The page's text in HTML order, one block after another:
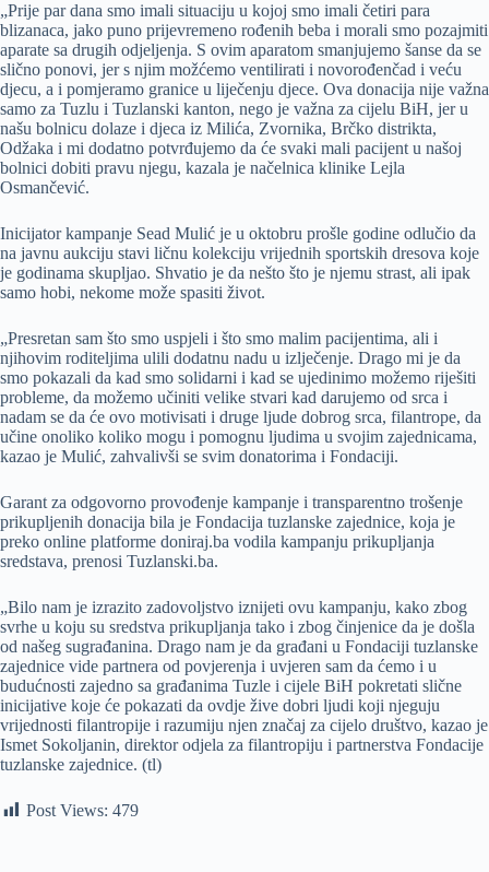
„Prije par dana smo imali situaciju u kojoj smo imali četiri para
blizanaca, jako puno prijevremeno rođenih beba i morali smo pozajmiti
aparate sa drugih odjeljenja. S ovim aparatom smanjujemo šanse da se
slično ponovi, jer s njim možćemo ventilirati i novorođenčad i veću
djecu, a i pomjeramo granice u liječenju djece. Ova donacija nije važna
samo za Tuzlu i Tuzlanski kanton, nego je važna za cijelu BiH, jer u
našu bolnicu dolaze i djeca iz Milića, Zvornika, Brčko distrikta,
Odžaka i mi dodatno potvrđujemo da će svaki mali pacijent u našoj
bolnici dobiti pravu njegu, kazala je načelnica klinike Lejla
Osmančević.
Inicijator kampanje Sead Mulić je u oktobru prošle godine odlučio da
na javnu aukciju stavi ličnu kolekciju vrijednih sportskih dresova koje
je godinama skupljao. Shvatio je da nešto što je njemu strast, ali ipak
samo hobi, nekome može spasiti život.
„Presretan sam što smo uspjeli i što smo malim pacijentima, ali i
njihovim roditeljima ulili dodatnu nadu u izlječenje. Drago mi je da
smo pokazali da kad smo solidarni i kad se ujedinimo možemo riješiti
probleme, da možemo učiniti velike stvari kad darujemo od srca i
nadam se da će ovo motivisati i druge ljude dobrog srca, filantrope, da
učine onoliko koliko mogu i pomognu ljudima u svojim zajednicama,
kazao je Mulić, zahvalivši se svim donatorima i Fondaciji.
Garant za odgovorno provođenje kampanje i transparentno trošenje
prikupljenih donacija bila je Fondacija tuzlanske zajednice, koja je
preko online platforme doniraj.ba vodila kampanju prikupljanja
sredstava, prenosi Tuzlanski.ba.
„Bilo nam je izrazito zadovoljstvo iznijeti ovu kampanju, kako zbog
svrhe u koju su sredstva prikupljanja tako i zbog činjenice da je došla
od našeg sugrađanina. Drago nam je da građani u Fondaciji tuzlanske
zajednice vide partnera od povjerenja i uvjeren sam da ćemo i u
budućnosti zajedno sa građanima Tuzle i cijele BiH pokretati slične
inicijative koje će pokazati da ovdje žive dobri ljudi koji njeguju
vrijednosti filantropije i razumiju njen značaj za cijelo društvo, kazao je
Ismet Sokoljanin, direktor odjela za filantropiju i partnerstva Fondacije
tuzlanske zajednice. (tl)
Post Views: 479